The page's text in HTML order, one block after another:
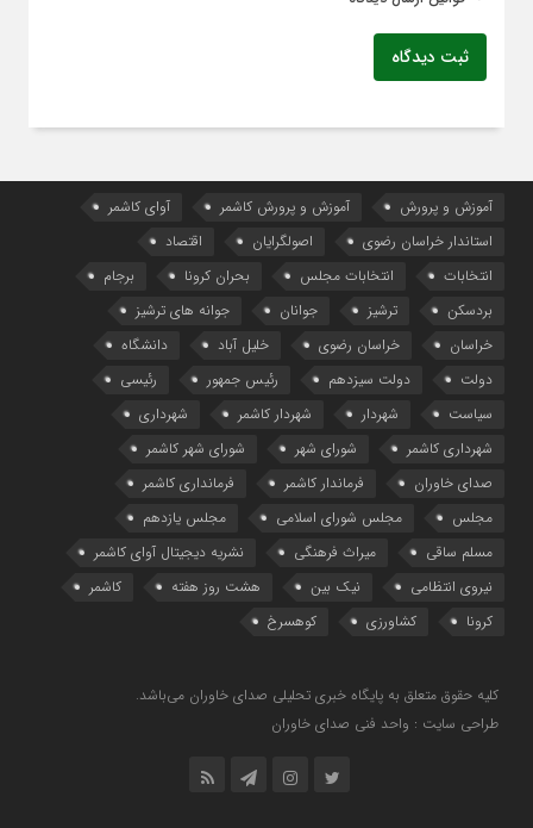
ثبت دیدگاه
آموزش و پرورش آموزش و پرورش کاشمر
آوای کاشمر
استاندار خراسان رضوی
اصولگرایان
اقتصاد
انتخابات
انتخابات مجلس بحران کرونا
برجام
بردسکن
ترشیز جوانان
جوانه های ترشیز
خراسان
خراسان رضوی خلیل آباد
دانشگاه
دولت
دولت سیزدهم رئیس جمهور
رئیسی
سیاست
شهردار شهردار کاشمر
شهرداری
شهرداری کاشمر
شورای شهر
شورای شهر کاشمر
صدای خاوران
فرماندار کاشمر
فرمانداری کاشمر
مجلس
مجلس شورای اسلامی
مجلس یازدهم
مسلم ساقی
میراث فرهنگی
نشریه دیجیتال آوای کاشمر
نیروی انتظامی
نیک بین هشت روز هفته
کاشمر
کرونا
کشاورزی کوهسرخ
کلیه حقوق متعلق به پایگاه خبری تحلیلی صدای خاوران می‌باشد.
طراحی سایت : واحد فنی صدای خاوران